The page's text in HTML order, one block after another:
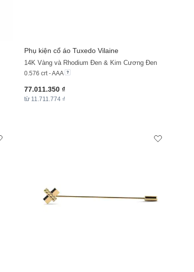
Phụ kiện cổ áo Tuxedo Vilaine
14K Vàng và Rhodium Đen & Kim Cương Đen
0.576 crt - AAA
77.011.350 ₫
từ 11.711.774 ₫